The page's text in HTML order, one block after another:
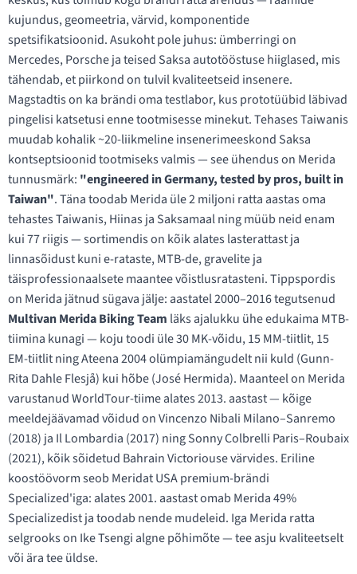
kujundus, geomeetria, värvid, komponentide
spetsifikatsioonid. Asukoht pole juhus: ümberringi on
Mercedes, Porsche ja teised Saksa autotööstuse hiiglased, mis
tähendab, et piirkond on tulvil kvaliteetseid insenere.
Magstadtis on ka brändi oma testlabor, kus prototüübid läbivad
pingelisi katsetusi enne tootmisesse minekut. Tehases Taiwanis
muudab kohalik ~20-liikmeline insenerimeeskond Saksa
kontseptsioonid tootmiseks valmis — see ühendus on Merida
tunnusmärk: "engineered in Germany, tested by pros, built in
Taiwan". Täna toodab Merida üle 2 miljoni ratta aastas oma
tehastes Taiwanis, Hiinas ja Saksamaal ning müüb neid enam
kui 77 riigis — sortimendis on kõik alates lasterattast ja
linnasõidust kuni e-rataste, MTB-de, gravelite ja
täisprofessionaalsete maantee võistlusratasteni. Tippspordis
on Merida jätnud sügava jälje: aastatel 2000–2016 tegutsenud
Multivan Merida Biking Team läks ajalukku ühe edukaima MTB-
tiimina kunagi — koju toodi üle 30 MK-võidu, 15 MM-tiitlit, 15
EM-tiitlit ning Ateena 2004 olümpiamängudelt nii kuld (Gunn-
Rita Dahle Flesjå) kui hõbe (José Hermida). Maanteel on Merida
varustanud WorldTour-tiime alates 2013. aastast — kõige
meeldejäävamad võidud on Vincenzo Nibali Milano–Sanremo
(2018) ja Il Lombardia (2017) ning Sonny Colbrelli Paris–Roubaix
(2021), kõik sõidetud Bahrain Victoriouse värvides. Eriline
koostöövorm seob Meridat USA premium-brändi
Specialized'iga: alates 2001. aastast omab Merida 49%
Specializedist ja toodab nende mudeleid. Iga Merida ratta
selgrooks on Ike Tsengi algne põhimõte — tee asju kvaliteetselt
või ära tee üldse.